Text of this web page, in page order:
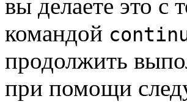
вы делаете это с
командой
продолжить
при помощи